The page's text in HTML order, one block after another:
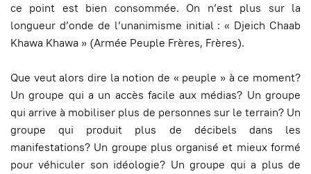
ce point est bien consommée. On n’est plus sur la
longueur d’onde de l’unanimisme initial : « Djeich Chaab
Khawa Khawa » (Armée Peuple Frères, Frères).
Que veut alors dire la notion de « peuple » à ce moment?
Un groupe qui a un accès facile aux médias? Un groupe
qui arrive à mobiliser plus de personnes sur le terrain? Un
groupe qui produit plus de décibels dans les
manifestations? Un groupe plus organisé et mieux formé
pour véhiculer son idéologie? Un groupe qui a plus de